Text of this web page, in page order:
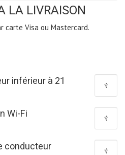
LA LIVRAISON
carte Visa ou Mastercard.
inférieur à 21
Wi-Fi
conducteur